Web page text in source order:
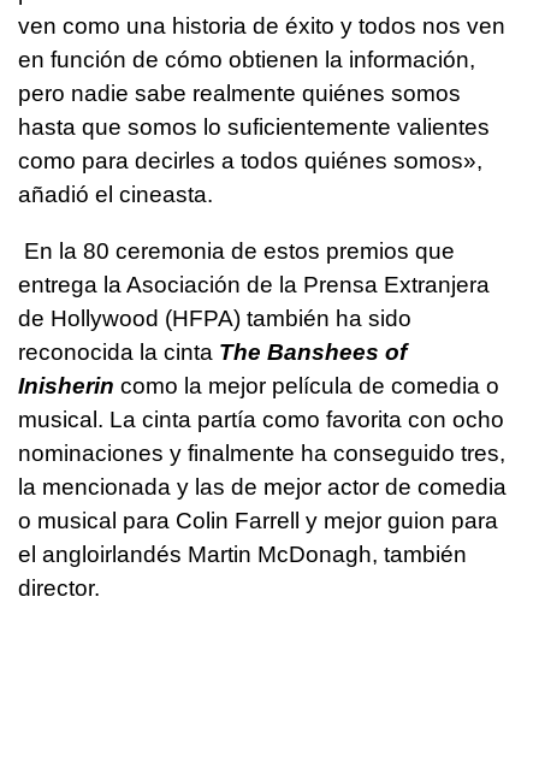
ven como una historia de éxito y todos nos ven
en función de cómo obtienen la información,
pero nadie sabe realmente quiénes somos
hasta que somos lo suficientemente valientes
como para decirles a todos quiénes somos»,
añadió el cineasta.
En la 80 ceremonia de estos premios que
entrega la Asociación de la Prensa Extranjera
de Hollywood (HFPA) también ha sido
reconocida la cinta The Banshees of
Inisherin como la mejor película de comedia o
musical. La cinta partía como favorita con ocho
nominaciones y finalmente ha conseguido tres,
la mencionada y las de mejor actor de comedia
o musical para Colin Farrell y mejor guion para
el angloirlandés Martin McDonagh, también
director.